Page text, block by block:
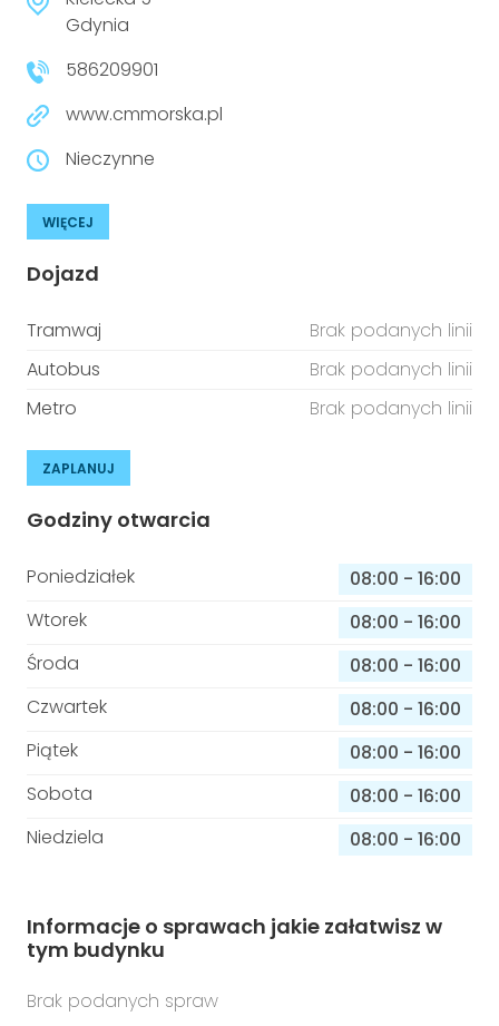
niepełnosprawnościami
Prawo
Prawa osób z niepełnosprawnościami
Aktualności
Urządzenia IoT
Gdynia
586209901
www.cmmorska.pl
Nieczynne
WIĘCEJ
Dojazd
Tramwaj
Brak podanych linii
Autobus
Brak podanych linii
Metro
Brak podanych linii
ZAPLANUJ
Godziny otwarcia
Poniedziałek 08:00 - 16:00
Wtorek
08:00 - 16:00
Środa
08:00 - 16:00
Czwartek
08:00 - 16:00
Piątek
08:00 - 16:00
Sobota
08:00 - 16:00
Niedziela
08:00 - 16:00
Informacje o sprawach jakie załatwisz w
tym budynku
Brak podanych spraw